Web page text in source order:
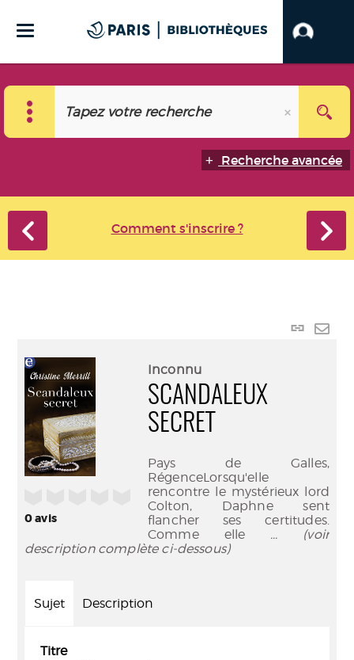
Recherche avancée
Comment s'inscrire ?
Lien
0avis
Inconnu
SCANDALEUX
SECRET
Pays de Galles,
RégenceLorsqu'elle
rencontre le mystérieux lord
Colton, Daphne sent
flancher ses certitudes.
Comme elle ... (voir
description complète ci-dessous)
Sujet Description
Titre